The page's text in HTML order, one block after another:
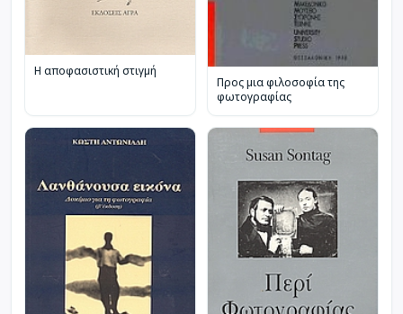
Η αποφασιστική στιγμή
Προς μια φιλοσοφία της
φωτογραφίας